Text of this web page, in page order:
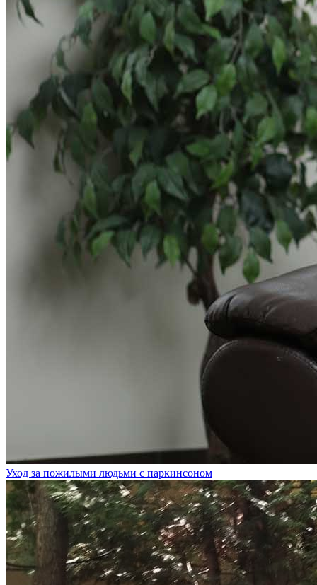
Уход за пожилыми людьми с паркинсоном